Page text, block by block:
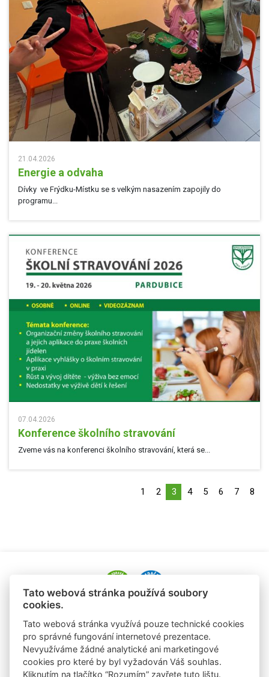
21.04.2026
Energie a odvaha
Dívky ve Frýdku-Místku se s velkým nasazením zapojily do
programu...
07.04.2026
Konference školního stravování
Zveme vás na konferenci školního stravování, která se...
1 2 3 4 5 6 7 8
e-mail: alena.paldusova@albert.cz
tel.: +420 720 936 177
e-mail: laura.sobrova@albert.cz
tel: +420 725 824 978
Tato webová stránka používá soubory
cookies.
Tato webová stránka využívá pouze technické cookies
pro správné fungování internetové prezentace.
Nevyužíváme žádné analytické ani marketingové
cookies pro které by byl vyžadován Váš souhlas.
Kliknutím na tlačítko “Rozumím” zavřete tuto lištu.